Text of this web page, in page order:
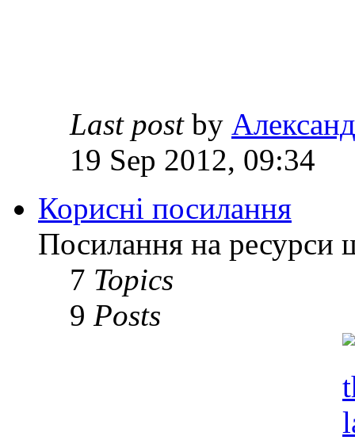
Last postby
19 Sep 2012, 09:34
Корисні посилання
Посилання на ресурси
7 Topics
9 Posts